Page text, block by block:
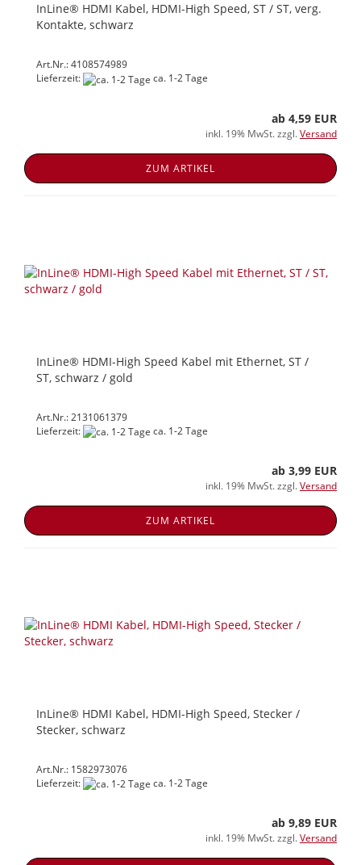
InLine® HDMI Kabel, HDMI-High Speed, ST / ST, verg.
Kontakte, schwarz
Art.Nr.: 4108574989
Lieferzeit:
ca. 1-2 Tage
ab 4,59 EUR
inkl. 19% MwSt. zzgl.Versand
ZUM ARTIKEL
InLine® HDMI-High Speed Kabel mit Ethernet, ST /
ST, schwarz / gold
Art.Nr.: 2131061379
Lieferzeit:
ca. 1-2 Tage
ab 3,99 EUR
inkl. 19% MwSt. zzgl.Versand
ZUM ARTIKEL
InLine® HDMI Kabel, HDMI-High Speed, Stecker /
Stecker, schwarz
Art.Nr.: 1582973076
Lieferzeit:
ca. 1-2 Tage
ab 9,89 EUR
inkl. 19% MwSt. zzgl.Versand